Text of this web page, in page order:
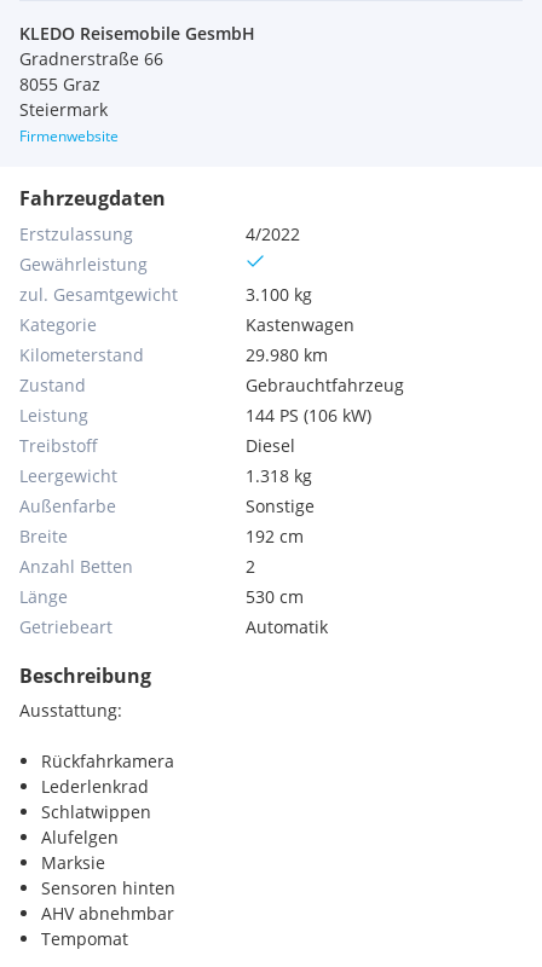
KLEDO Reisemobile GesmbH
Gradnerstraße 66
8055 Graz
Steiermark
Firmenwebsite
Fahrzeugdaten
Erstzulassung
4/2022
Gewährleistung
zul. Gesamtgewicht
3.100 kg
Kategorie
Kastenwagen
Kilometerstand
29.980 km
Zustand
Gebrauchtfahrzeug
Leistung
144 PS (106 kW)
Treibstoff
Diesel
Leergewicht
1.318 kg
Außenfarbe
Sonstige
Breite
192 cm
Anzahl Betten
2
Länge
530 cm
Getriebeart
Automatik
Beschreibung
Ausstattung:
Rückfahrkamera
Lederlenkrad
Schlatwippen
Alufelgen
Marksie
Sensoren hinten
AHV abnehmbar
Tempomat